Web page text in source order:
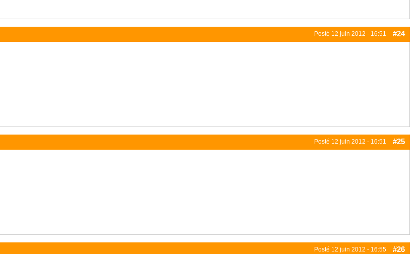
Posté 12 juin 2012 - 16:51 #24
Posté 12 juin 2012 - 16:51 #25
Posté 12 juin 2012 - 16:55 #26